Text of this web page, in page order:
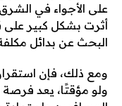
على الأجواء في
أثرت بشكل كبير على
البحث عن بدائل مكلفة
ومع ذلك، فإن
ولو مؤقتًا، يعد فرصة